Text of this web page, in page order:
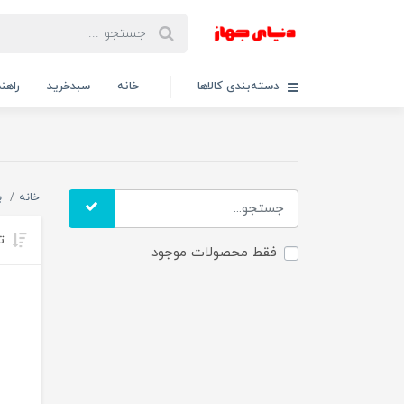
دسته‌بندی کالاها خانه سبدخرید
فقط محصولات موجود
خانه